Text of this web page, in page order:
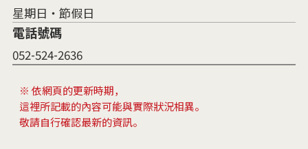
星期日・節假日
電話號碼
052-524-2636
※ 依網頁的更新時期，
這裡所記載的內容可能與實際狀況相異。
敬請自行確認最新的資訊。